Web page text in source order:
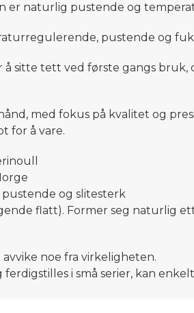
er naturlig pustende og
pustende og
å sitte tett ved første gangs
med fokus på kvalitet og
for å vare.
pustende og slitesterk
flatt). Former seg naturlig
noe fra virkeligheten.
ferdigstilles i små serier, kan